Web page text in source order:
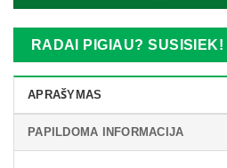
RADAI PIGIAU? SUSISIEK!
APRAŠYMAS
PAPILDOMA INFORMACIJA